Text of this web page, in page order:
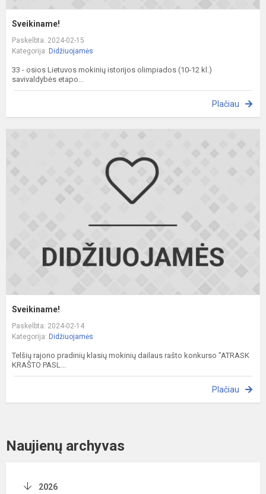
Sveikiname!
Paskelbta: 2024-02-15
Kategorija: Didžiuojamės
33 - osios Lietuvos mokinių istorijos olimpiados (10-12 kl.)
savivaldybės etapo...
Plačiau
Sveikiname!
Paskelbta: 2024-02-14
Kategorija: Didžiuojamės
Telšių rajono pradinių klasių mokinių dailaus rašto konkurso "ATRASK
KRAŠTO PASL...
Plačiau
Naujienų archyvas
2026